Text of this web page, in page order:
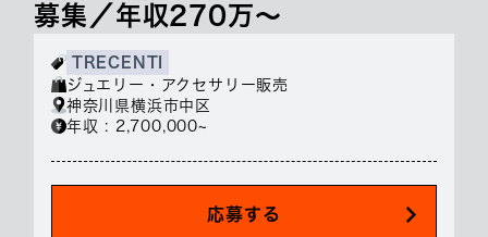
募集／年収270万～
TRECENTI
ジュエリー・アクセサリー販売
神奈川県横浜市中区
年収 : 2,700,000~
応募する